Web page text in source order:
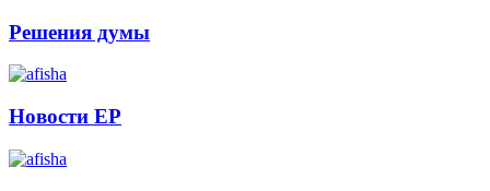
Решения думы
Новости ЕР